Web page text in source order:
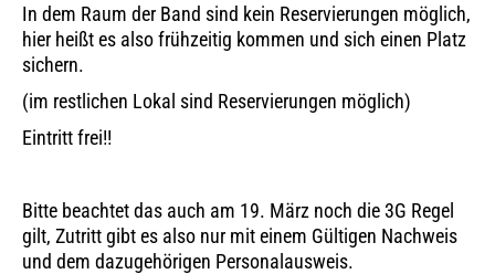
In dem Raum der Band sind kein Reservierungen möglich,
hier heißt es also frühzeitig kommen und sich einen Platz
sichern.
(im restlichen Lokal sind Reservierungen möglich)
Eintritt frei!!
Bitte beachtet das auch am 19. März noch die 3G Regel
gilt, Zutritt gibt es also nur mit einem Gültigen Nachweis
und dem dazugehörigen Personalausweis.